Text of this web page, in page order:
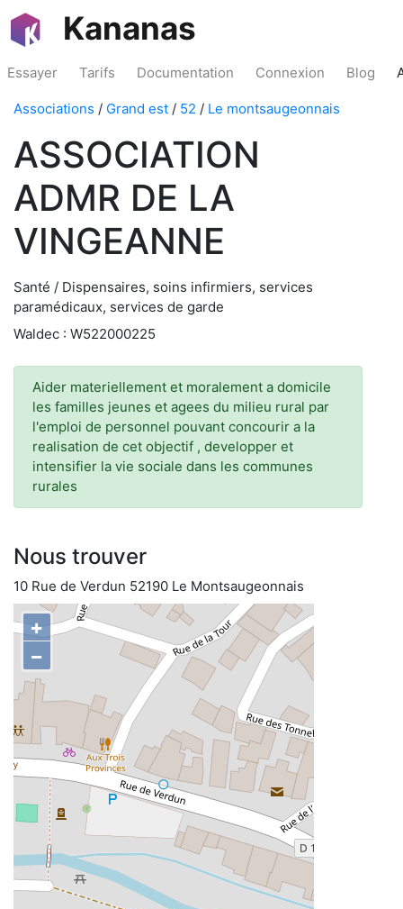
Kananas
Essayer Tarifs Documentation Connexion Blog
Associations / Grand est / 52 / Le montsaugeonnais
ASSOCIATION
ADMR DE LA
VINGEANNE
Santé / Dispensaires, soins infirmiers, services
paramédicaux, services de garde
Waldec : W522000225
Aider materiellement et moralement a domicile
les familles jeunes et agees du milieu rural par
l'emploi de personnel pouvant concourir a la
realisation de cet objectif , developper et
intensifier la vie sociale dans les communes
rurales
Nous trouver
10 Rue de Verdun 52190 Le Montsaugeonnais
+
−